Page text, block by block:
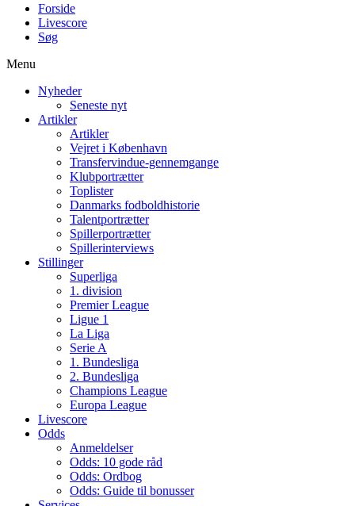
Forside
Livescore
Søg
Menu
Nyheder
Seneste nyt
Artikler
Artikler
Vejret i København
Transfervindue-gennemgange
Klubportrætter
Toplister
Danmarks fodboldhistorie
Talentportrætter
Spillerportrætter
Spillerinterviews
Stillinger
Superliga
1. division
Premier League
Ligue 1
La Liga
Serie A
1. Bundesliga
2. Bundesliga
Champions League
Europa League
Livescore
Odds
Anmeldelser
Odds: 10 gode råd
Odds: Ordbog
Odds: Guide til bonusser